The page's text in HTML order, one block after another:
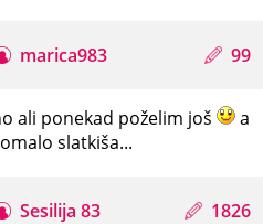
marica983 99
ali ponekad poželim još
a
slatkiša...
Sesilija 83 1826